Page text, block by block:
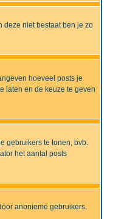
deze niet bestaat ben je zo
hoeveel posts je
laten en de keuze te geven
gebruikers te tonen, bvb.
het aantal posts
anonieme gebruikers.